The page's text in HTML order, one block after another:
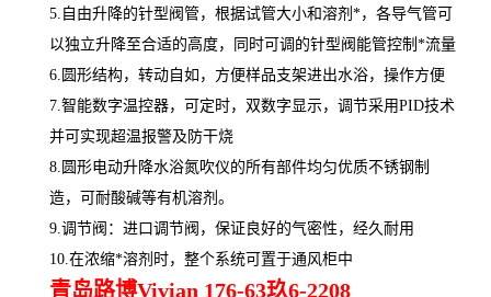
5.自由升降的针型阀管，根据试管大小和溶剂*，各导气管可
以独立升降至合适的高度，同时可调的针型阀能管控制*流量
6.圆形结构，转动自如，方便样品支架进出水浴，操作方便
7.智能数字温控器，可定时，双数字显示，调节采用PID技术
并可实现超温报警及防干烧
8.圆形电动升降水浴氮吹仪的所有部件均匀优质不锈钢制
造，可耐酸碱等有机溶剂。
9.调节阀：进口调节阀，保证良好的气密性，经久耐用
10.在浓缩*溶剂时，整个系统可置于通风柜中
青岛路博Vivian 176-63玖6-2208